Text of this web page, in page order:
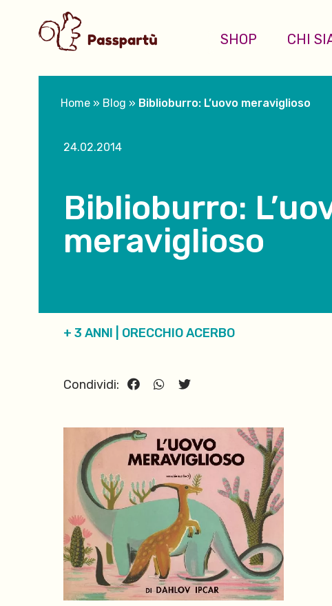
SHOP CHI
Home » Blog » Biblioburro: L’uovo meraviglioso
24.02.2014
Biblioburro:
meraviglioso
+ 3 ANNI ORECCHIO ACERBO
Condividi: